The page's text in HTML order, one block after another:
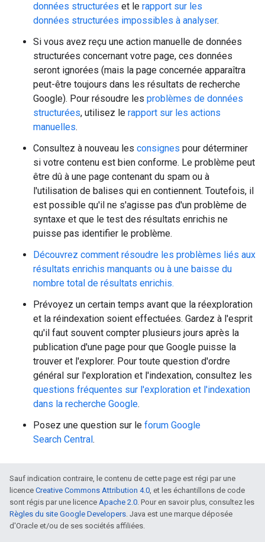
données structurées et le rapport sur les
données structurées impossibles à analyser.
Si vous avez reçu une action manuelle de données
structurées concernant votre page, ces données
seront ignorées (mais la page concernée apparaîtra
peut-être toujours dans les résultats de recherche
Google). Pour résoudre les problèmes de données
structurées, utilisez le rapport sur les actions
manuelles.
Consultez à nouveau les consignes pour déterminer
si votre contenu est bien conforme. Le problème peut
être dû à une page contenant du spam ou à
l'utilisation de balises qui en contiennent. Toutefois, il
est possible qu'il ne s'agisse pas d'un problème de
syntaxe et que le test des résultats enrichis ne
puisse pas identifier le problème.
Découvrez comment résoudre les problèmes liés aux
résultats enrichis manquants ou à une baisse du
nombre total de résultats enrichis.
Prévoyez un certain temps avant que la réexploration
et la réindexation soient effectuées. Gardez à l'esprit
qu'il faut souvent compter plusieurs jours après la
publication d'une page pour que Google puisse la
trouver et l'explorer. Pour toute question d'ordre
général sur l'exploration et l'indexation, consultez les
questions fréquentes sur l'exploration et l'indexation
dans la recherche Google.
Posez une question sur le forum Google
Search Central.
Sauf indication contraire, le contenu de cette page est régi par une
licence Creative Commons Attribution 4.0, et les échantillons de code
sont régis par une licence Apache 2.0. Pour en savoir plus, consultez les
Règles du site Google Developers. Java est une marque déposée
d'Oracle et/ou de ses sociétés affiliées.